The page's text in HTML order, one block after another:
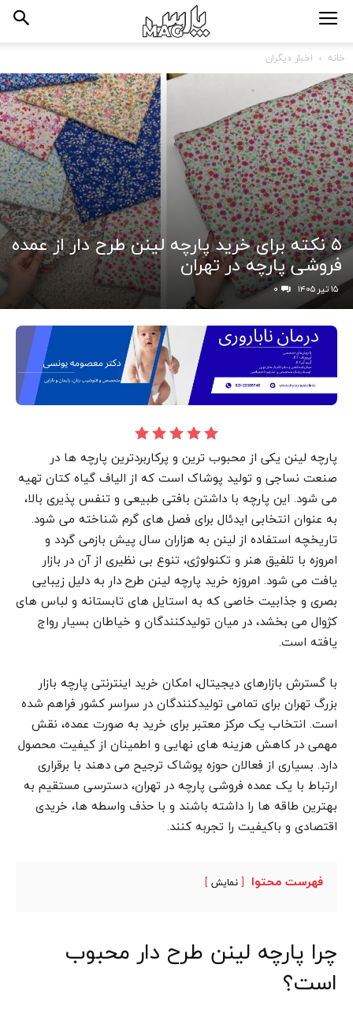
خانه اخبار دیگران
۵ نکته برای خرید پارچه لینن طرح دار از عمده
فروشی پارچه در تهران
۱۵ تیر ۱۴۰۵ ۰
پارچه لینن یکی از محبوب ترین و پرکاربردترین پارچه ها در
صنعت نساجی و تولید پوشاک است که از الیاف گیاه کتان تهیه
می شود. این پارچه با داشتن بافتی طبیعی و تنفس پذیری بالا،
به عنوان انتخابی ایدئال برای فصل های گرم شناخته می شود.
تاریخچه استفاده از لینن به هزاران سال پیش بازمی گردد و
امروزه با تلفیق هنر و تکنولوژی، تنوع بی نظیری از آن در بازار
یافت می شود. امروزه خرید پارچه لینن طرح دار به دلیل زیبایی
بصری و جذابیت خاصی که به استایل های تابستانه و لباس های
کژوال می بخشد، در میان تولیدکنندگان و خیاطان بسیار رواج
یافته است.
با گسترش بازارهای دیجیتال، امکان خرید اینترنتی پارچه بازار
بزرگ تهران برای تمامی تولیدکنندگان در سراسر کشور فراهم شده
است. انتخاب یک مرکز معتبر برای خرید به صورت عمده، نقش
مهمی در کاهش هزینه های نهایی و اطمینان از کیفیت محصول
دارد. بسیاری از فعالان حوزه پوشاک ترجیح می دهند با برقراری
ارتباط با یک عمده فروشی پارچه در تهران، دسترسی مستقیم به
بهترین طاقه ها را داشته باشند و با حذف واسطه ها، خریدی
اقتصادی و باکیفیت را تجربه کنند.
فهرست محتوا نمایش
چرا پارچه لینن طرح دار محبوب
است؟